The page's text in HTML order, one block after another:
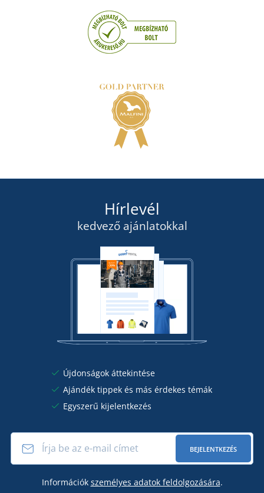
Hírlevél
kedvező ajánlatokkal
Újdonságok áttekintése
Ajándék tippek és más érdekes témák
Egyszerű kijelentkezés
BEJELENTKEZÉS
Információk személyes adatok feldolgozására.